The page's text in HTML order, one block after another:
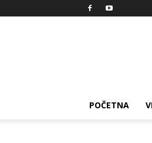
POČETNA